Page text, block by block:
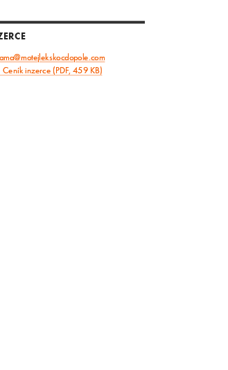
Ceník inzerce (PDF, 459 KB)